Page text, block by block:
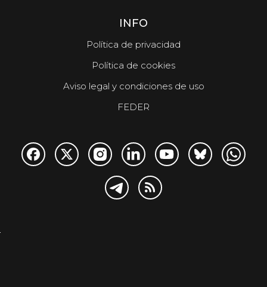
INFO
Política de privacidad
Política de cookies
Aviso legal y condiciones de uso
FEDER